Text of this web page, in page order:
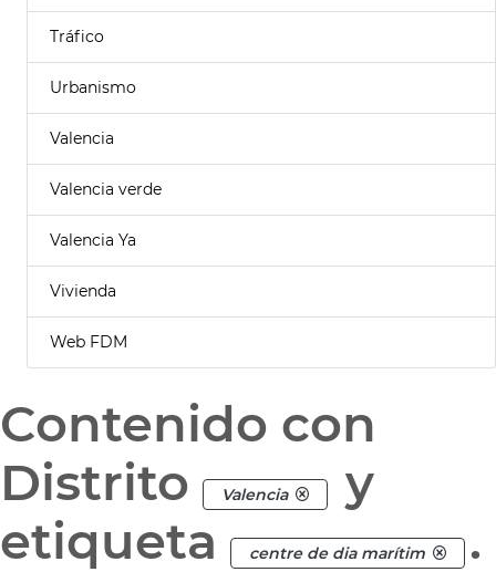
Tráfico
Urbanismo
Valencia
Valencia verde
Valencia Ya
Vivienda
Web FDM
Contenido con
Distrito
Valencia
y
etiqueta
centre de dia marítim .